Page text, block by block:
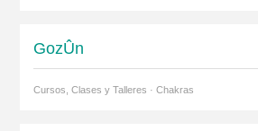
GozÛn
Cursos, Clases y Talleres · Chakras